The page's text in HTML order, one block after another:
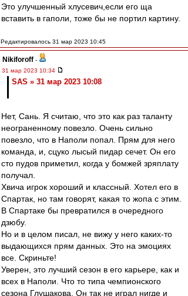
Это улучшенный хлусевич,если его ща
вставить в гаполи, тоже бы не портил картину.
Редактировалось 31 мар 2023 10:45
Nikiforoff -
31 мар 2023 10:34
SAS » 31 мар 2023 10:08
Нет, Сань. Я считаю, что это как раз таланту
неограненному повезло. Очень сильно
повезло, что в Наполи попал. Прям для него
команда, и, сцуко лысый пидар сечет. Он его
сто пудов приметил, когда у бомжей зряплату
получал.
Хвича игрок хороший и классный. Хотел его в
Спартак, но там говорят, какая то жопа с этим.
В Спартаке бы превратился в очередного
дзюбу.
Но и в целом писал, не вижу у него каких-то
выдающихся прям данных. Это на эмоциях
все. Скриньте!
Уверен, это лучший сезон в его карьере, как и
всех в Наполи. Что то типа чемпионского
сезона Глушакова. Он так не играл нигде и